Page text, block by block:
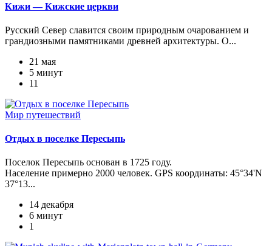
Кижи — Кижские церкви
Русский Север славится своим природным очарованием и
грандиозными памятниками древней архитектуры. О...
21 мая
5 минут
11
Мир путешествий
Отдых в поселке Пересыпь
Поселок Пересыпь основан в 1725 году.
Население примерно 2000 человек. GPS координаты: 45°34'N
37°13...
14 декабря
6 минут
1